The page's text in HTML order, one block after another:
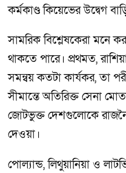
কর্মকাণ্ড কিয়েভের উদ্বেগ
সামরিক বিশ্লেষকেরা মনে
থাকতে পারে। প্রথমত,
সমন্বয় কতটা কার্যকর, তা
সীমান্তে অতিরিক্ত সেনা
জোটভুক্ত দেশগুলোকে
দেওয়া।
পোল্যান্ড, লিথুয়ানিয়া ও